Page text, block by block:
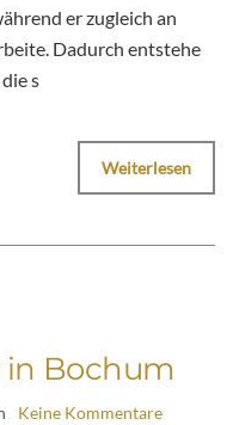
er zugleich an
Dadurch entstehe
s
Weiterlesen
in Bochum
Keine Kommentare